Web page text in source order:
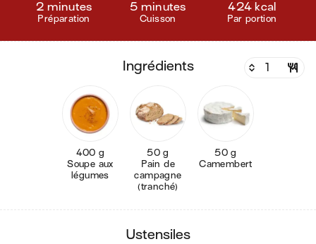
2 minutes
Préparation
5 minutes
Cuisson
424 kcal
Par portion
ingrédients
400 g
Soupe aux
légumes
50 g
Pain de
campagne
(tranché)
50 g
Camembert
ustensiles